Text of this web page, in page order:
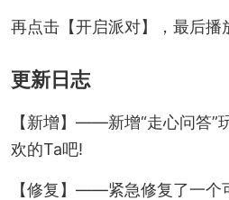
再点击【开启派对】，最后播
更新日志
【新增】——新增“走心问答”
欢的Ta吧!
【修复】——紧急修复了一个